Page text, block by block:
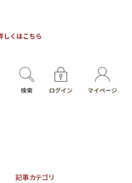
くはこちら
検索 ログイン マイページ
記事カテゴリ